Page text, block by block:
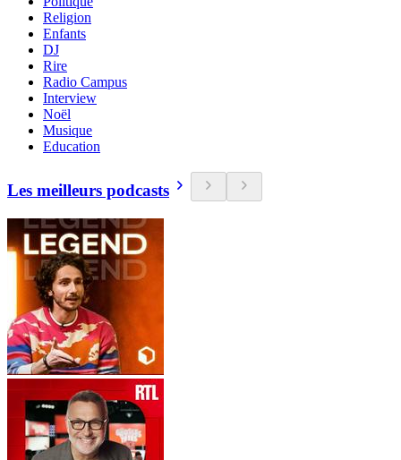
Religion
Enfants
DJ
Rire
Radio Campus
Interview
Noël
Musique
Education
Les meilleurs podcasts